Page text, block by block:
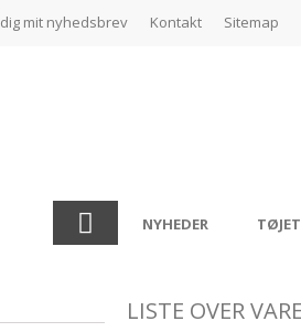
mit nyhedsbrev Kontakt Sitemap
NYHEDER TØJET
LISTE OVER